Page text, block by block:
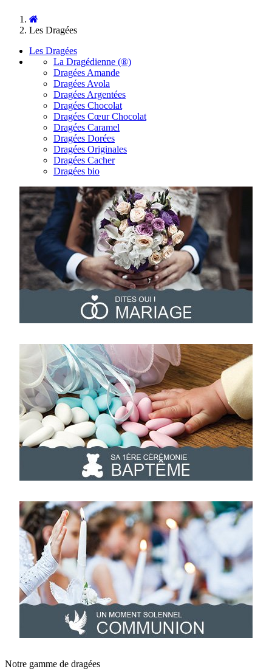
Les Dragées
Les Dragées
La Dragédienne (®)
Dragées Amande
Dragées Avola
Dragées Argentées
Dragées Chocolat
Dragées Cœur Chocolat
Dragées Caramel
Dragées Dorées
Dragées Originales
Dragées Cacher
Dragées bio
Notre gamme de dragées